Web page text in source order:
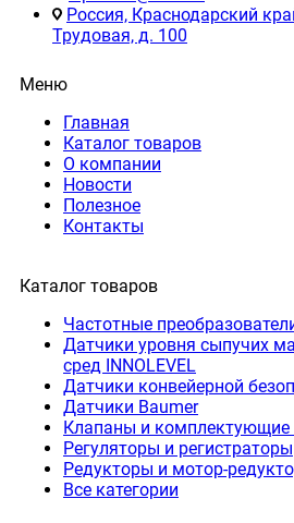
Россия, Краснодарский
Трудовая, д. 100
Меню
Главная
Каталог товаров
О компании
Новости
Полезное
Контакты
Каталог товаров
Частотные
Датчики уровня сыпучих
сред INNOLEVEL
Датчики конвейерной
Датчики Baumer
Клапаны и комплектующие
Регуляторы и регистраторы
Редукторы и мотор-
Все категории